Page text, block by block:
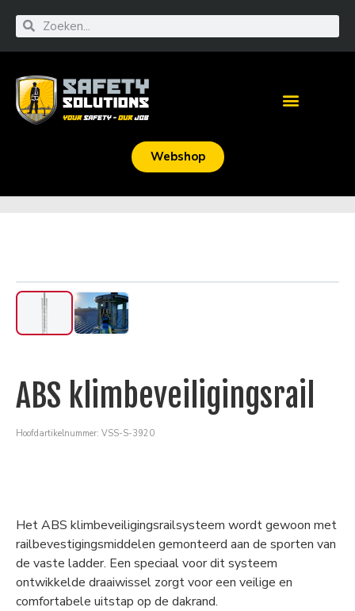
Webshop
‹ ›
ABS klimbeveiligingsrail
Hoofdartikelnummer: VSS-S-3920
Het ABS klimbeveiligingsrailsysteem wordt gewoon met
railbevestigingsmiddelen gemonteerd aan de sporten van
de vaste ladder. Een speciaal voor dit systeem
ontwikkelde draaiwissel zorgt voor een veilige en
comfortabele uitstap op de dakrand.